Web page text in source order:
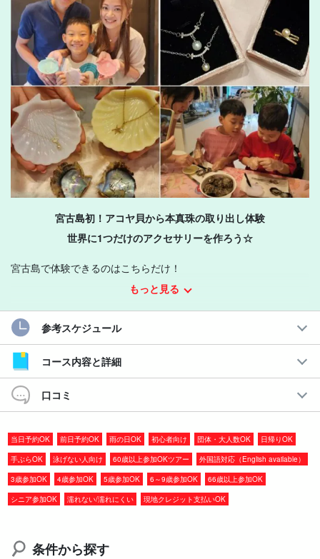
宮古島初！アコヤ貝から本真珠の取り出し体験
世界に1つだけのアクセサリーを作ろう☆
宮古島で体験できるのはこちらだけ！
を取り出し、ご希望であれば
アクセサリー
それぞれの真珠の個性を活かしての加工が可能です。想い出をカ
タチにしよう☆
おすすめポイント
◆当日予約OK！
◆3歳から参加OK！
◆雨の日にもうれしい室内体験
◆英語OK！海外のお客様にもおすすめ
◆宮古島初！真珠取り出し体験はここだけ
もっと見る
参考スケジュール
コース内容と詳細
口コミ
当日予約OK 前日予約OK 雨の日OK 初心者向け 団体・大人数OK
日帰りOK
手ぶらOK
泳げない人向け 60歳以上参加OKツアー
外国語対応（English available）
3歳参加OK
4歳参加OK 5歳参加OK 6～9歳参加OK
66歳以上参加OK
シニア参加OK
濡れない/濡れにくい 現地クレジット支払いOK
条件から探す